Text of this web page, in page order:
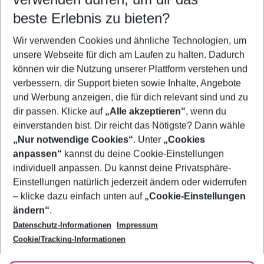
5-8 Nächte
2 Erwachsene Keine Kinder
Mehr Filter anzeigen
Footer
Footer navigation
Über uns
AGB
Bestpreisgarantie
Cookie-Einstellungen ändern
Cookie-Richtlinie
Agenturbetreuung
Barrierefreies Reisen
Folge uns
beste Erlebnis zu bieten?
Wir verwenden Cookies und ähnliche Technologien, um
unsere Webseite für dich am Laufen zu halten. Dadurch
können wir die Nutzung unserer Plattform verstehen und
verbessern, dir Support bieten sowie Inhalte, Angebote
und Werbung anzeigen, die für dich relevant sind und zu
dir passen. Klicke auf „Alle akzeptieren“, wenn du
einverstanden bist. Dir reicht das Nötigste? Dann wähle
„Nur notwendige Cookies“. Unter „Cookies
anpassen“ kannst du deine Cookie-Einstellungen
individuell anpassen. Du kannst deine Privatsphäre-
Einstellungen natürlich jederzeit ändern oder widerrufen
– klicke dazu einfach unten auf „Cookie-Einstellungen
ändern“.
Datenschutz-Informationen
Impressum
Cookie/Tracking-Informationen